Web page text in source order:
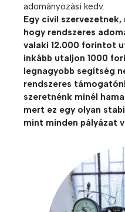
adományozási kedv.
Egy civil
hogy rendszeres
valaki 12.000 forintot
inkább utaljon 1000
legnagyobb segítség
rendszeres
szeretnénk minél
mert ez egy olyan
mint minden pályázat